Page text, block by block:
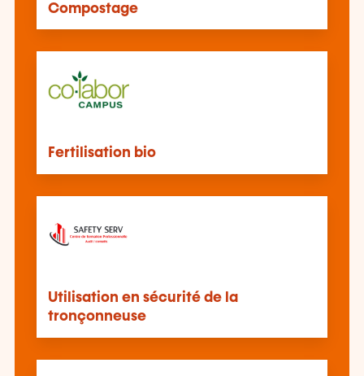
Compostage
Fertilisation bio
Utilisation en sécurité de la
tronçonneuse